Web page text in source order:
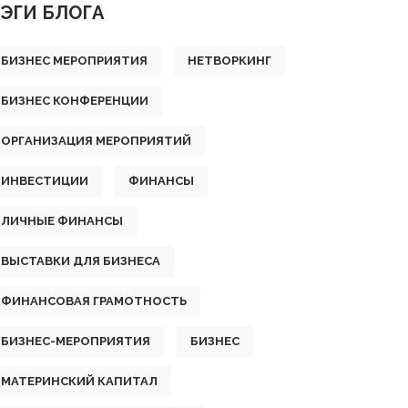
БЛОГА
БИЗНЕС МЕРОПРИЯТИЯ НЕТВОРКИНГ
БИЗНЕС КОНФЕРЕНЦИИ
ОРГАНИЗАЦИЯ МЕРОПРИЯТИЙ
ИНВЕСТИЦИИ ФИНАНСЫ
ЛИЧНЫЕ ФИНАНСЫ
ВЫСТАВКИ ДЛЯ БИЗНЕСА
ФИНАНСОВАЯ ГРАМОТНОСТЬ
БИЗНЕС-МЕРОПРИЯТИЯ БИЗНЕС
МАТЕРИНСКИЙ КАПИТАЛ